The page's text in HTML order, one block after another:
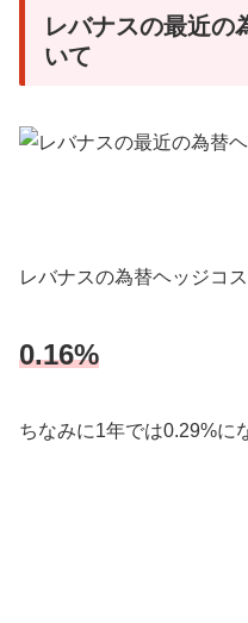
レバナスの最近の
いて
レバナスの為替ヘッジコ
0.16%
ちなみに1年では0.29%に